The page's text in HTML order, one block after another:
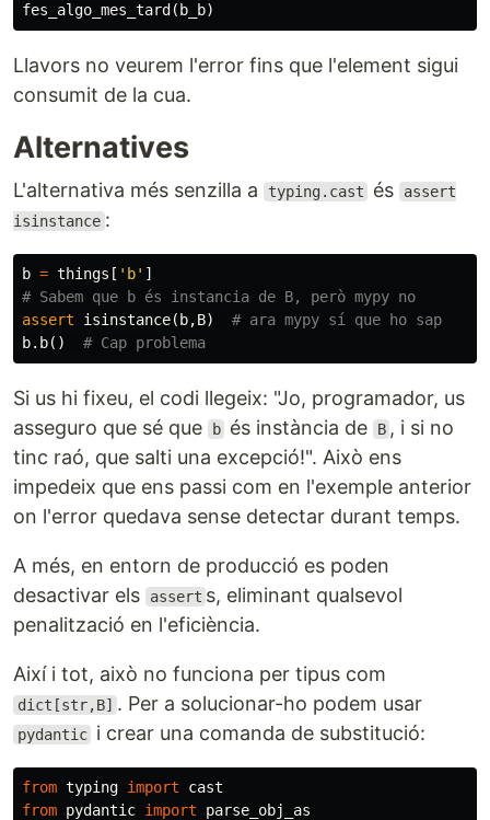
fes_algo_mes_tard ( b_b)
Llavors no veurem l'error fins que l'element sigui
consumit de la cua.
Alternatives
L'alternativa més senzilla a typing.cast és assert
isinstance :
b = things [ 'b' ]
assert
isinstance( b,B)
b. b()
Si us hi fixeu, el codi llegeix: "Jo, programador, us
asseguro que sé que
b és instància de B , i si no
tinc raó, que salti una excepció!". Això ens
impedeix que ens passi com en l'exemple anterior
on l'error quedava sense detectar durant temps.
A més, en entorn de producció es poden
desactivar els
assert s, eliminant qualsevol
penalització en l'eficiència.
Així i tot, això no funciona per tipus com
dict[str,B] . Per a solucionar-ho podem usar
pydantic i crear una comanda de substitució:
from typing import
cast
from pydantic import parse_obj_as